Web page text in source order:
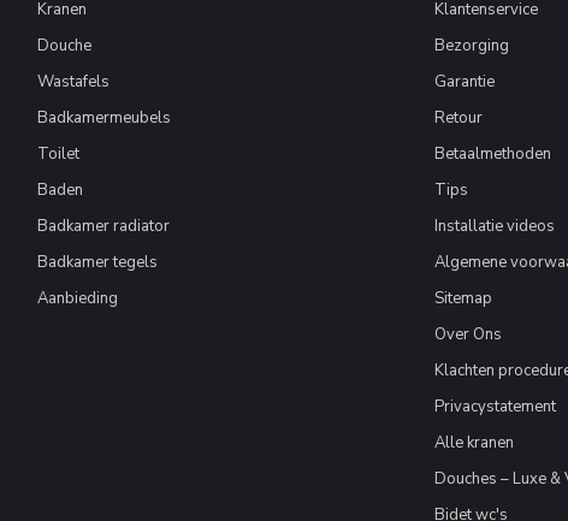
Kranen
Douche
Wastafels
Badkamermeubels
Toilet
Baden
Badkamer radiator
Badkamer tegels
Aanbieding
Klantenservice
Bezorging
Garantie
Retour
Betaalmethoden
Tips
Installatie videos
Algemene
Sitemap
Over Ons
Klachten
Privacystatement
Alle kranen
Douches – Luxe
Bidet wc's